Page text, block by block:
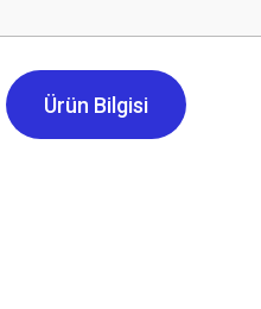
Ürün Bilgisi